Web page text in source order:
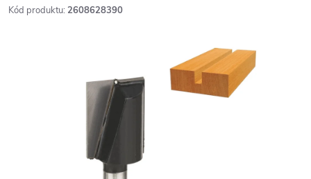
Kód produktu: 2608628390